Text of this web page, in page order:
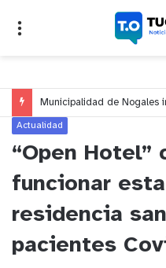
Actualidad
“Open Hotel”
funcionar
residencia
pacientes